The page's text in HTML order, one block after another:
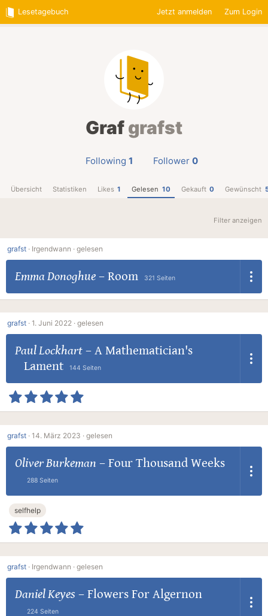
Lesetagebuch Jetzt anmelden Zum Login
Grafgrafst
Following 1 Follower 0
Übersicht Statistiken Likes 1 Gelesen 10 Gekauft 0 Gewünscht
Filter anzeigen
grafst · Irgendwann · gelesen
Emma Donoghue– Room 321 Seiten
grafst · 1. Juni 2022 · gelesen
Paul Lockhart– A Mathematician's
Lament
144 Seiten
grafst · 14. März 2023 · gelesen
Oliver Burkeman – Four Thousand Weeks
288 Seiten
selfhelp
grafst · Irgendwann · gelesen
Daniel Keyes – Flowers For Algernon
224 Seiten